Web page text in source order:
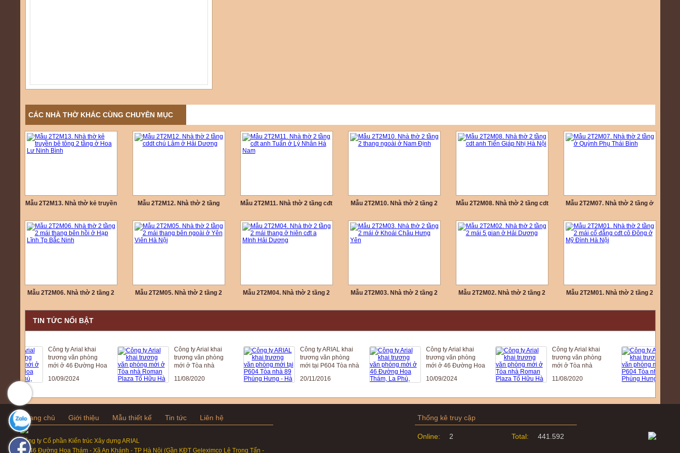
CÁC NHÀ THỜ KHÁC CÙNG CHUYÊN MỤC
Mẫu 2T2M13. Nhà thờ kẻ truyền
Bình
Mẫu 2T2M12. Nhà thờ 2 tầng
Mẫu 2T2M11. Nhà thờ 2 tầng cđt
Mẫu 2T2M10. Nhà thờ 2 tầng 2
Mẫu 2T2M08. Nhà thờ 2 tầng cdt
Mẫu 2T2M07. Nhà thờ 2 tầng ở
Mẫu 2T2M06. Nhà thờ 2 tầng 2
Bắc Ninh
Mẫu 2T2M05. Nhà thờ 2 tầng 2
Hà Nội
Mẫu 2T2M04. Nhà thờ 2 tầng 2
Dương
Mẫu 2T2M03. Nhà thờ 2 tầng 2
Mẫu 2T2M02. Nhà thờ 2 tầng 2
Mẫu 2T2M01. Nhà thờ 2 tầng 2
Đình Hà Nội
TIN TỨC NỔI BẬT
Công ty Arial khai
trương văn phòng
mới ở 46 Đường Hoa
Đức , Hà Nội
10/09/2024
Công ty Arial khai
trương văn phòng
mới ở Tòa nhà
Hữu Hà Nội
11/08/2020
Công ty ARIAL khai
trương văn phòng
mới tại P604 Tòa nhà
89 Phùng Hưng - Hà
Đông - HN
20/11/2016
Công ty Arial khai
trương văn phòng
mới ở 46 Đường Hoa
Đức , Hà Nội
10/09/2024
Công ty Arial khai
trương văn phòng
mới ở Tòa nhà
Hữu Hà Nội
11/08/2020
Trang chủ Giới thiệu Mẫu thiết kế Tin tức Liên hệ
Công ty Cổ phần Kiến trúc Xây dựng ARIAL
Số 46 Đường Hoa Thám - Xã An Khánh - TP Hà Nội (Gần KĐT Geleximco Lê Trọng Tấn -
Thống kê truy cập
Online: 2 Total: 441.592